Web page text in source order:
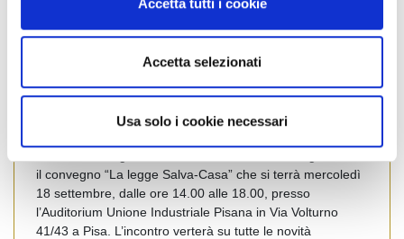
Accetta selezionati
Usa solo i cookie necessari
I collegi interprovinciali FIAIP Pisa-Lucca, FIAIP Livorno e
il convegno “La legge Salva-Casa” che si terrà mercoledì
18 settembre, dalle ore 14.00 alle 18.00, presso
l’Auditorium Unione Industriale Pisana in Via Volturno
41/43 a Pisa. L’incontro verterà su tutte le novità